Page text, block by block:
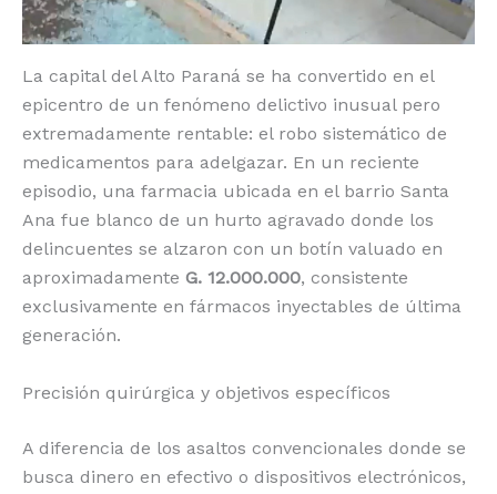
La capital del Alto Paraná se ha convertido en el
epicentro de un fenómeno delictivo inusual pero
extremadamente rentable: el robo sistemático de
medicamentos para adelgazar. En un reciente
episodio, una farmacia ubicada en el barrio Santa
Ana fue blanco de un hurto agravado donde los
delincuentes se alzaron con un botín valuado en
aproximadamente G. 12.000.000, consistente
exclusivamente en fármacos inyectables de última
generación.
Precisión quirúrgica y objetivos específicos
A diferencia de los asaltos convencionales donde se
busca dinero en efectivo o dispositivos electrónicos,